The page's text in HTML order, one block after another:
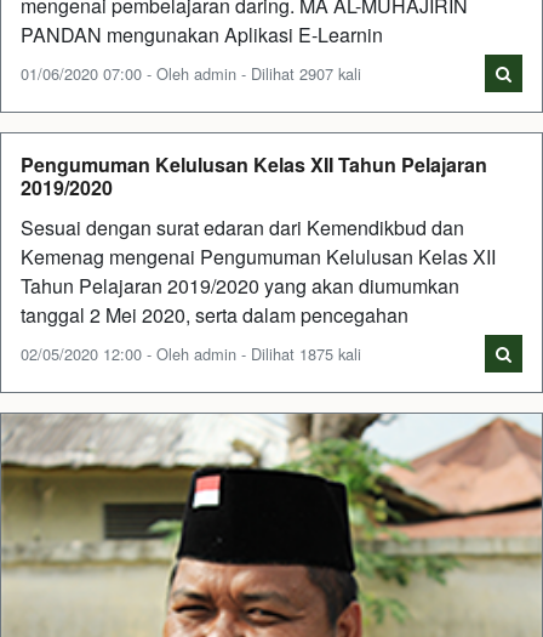
PANDAN mengunakan Aplikasi E-Learnin
01/06/2020 07:00 - Oleh admin - Dilihat 2907 kali
Pengumuman Kelulusan Kelas XII Tahun Pelajaran
2019/2020
Sesuai dengan surat edaran dari Kemendikbud dan
Kemenag mengenai Pengumuman Kelulusan Kelas XII
Tahun Pelajaran 2019/2020 yang akan diumumkan
tanggal 2 Mei 2020, serta dalam pencegahan
02/05/2020 12:00 - Oleh admin - Dilihat 1875 kali